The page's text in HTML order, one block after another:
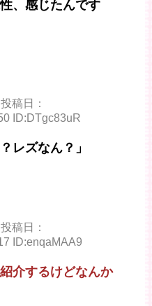
、感じたんです
投稿日：
ID:DTgc83uR
レズなん？」
投稿日：
ID:enqaMAA9
介するけどなんか